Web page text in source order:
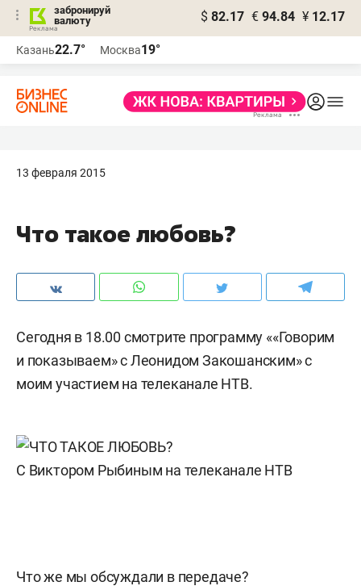
забронируй
валюту
$ 82.17 € 94.84 ¥ 12.17
Казань22.7° Москва19°
13 февраля 2015
Что такое любовь?
Сегодня в 18.00 смотрите программу ««Говорим
и показываем» с Леонидом Закошанским» с
моим участием на телеканале НТВ.
С Виктором Рыбиным на телеканале НТВ
Что же мы обсуждали в передаче?